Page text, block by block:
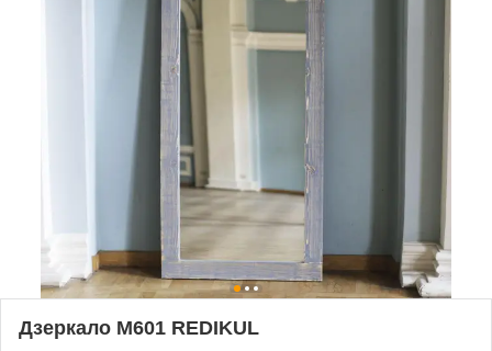
Дзеркало M601 REDIKUL